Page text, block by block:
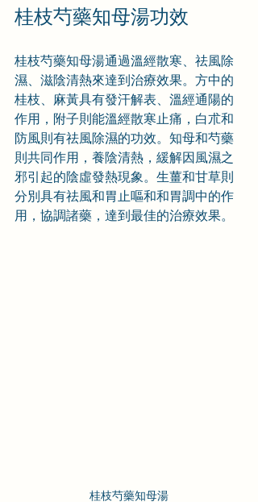
桂枝芍藥知母湯功效
桂枝芍藥知母湯通過溫經散寒、祛風除
濕、滋陰清熱來達到治療效果。方中的
桂枝、麻黃具有發汗解表、溫經通陽的
作用，附子則能溫經散寒止痛，白朮和
防風則有祛風除濕的功效。知母和芍藥
則共同作用，養陰清熱，緩解因風濕之
邪引起的陰虛發熱現象。生薑和甘草則
分別具有祛風和胃止嘔和和胃調中的作
用，協調諸藥，達到最佳的治療效果。
桂枝芍藥知母湯